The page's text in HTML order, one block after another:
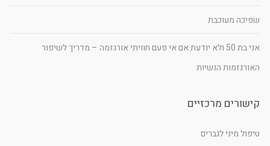
שפיכה מעוכבת
אני בת 50 ולא יודעת אם אי פעם חוויתי אורגזמה – מדריך לשיפור
האורגזמות הנשיות
קישורים מרכזיים
טיפול מיני לגברים